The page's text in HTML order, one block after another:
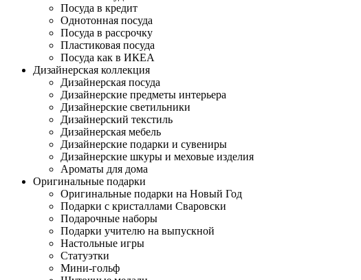
Посуда в кредит
Однотонная посуда
Посуда в рассрочку
Пластиковая посуда
Посуда как в ИКЕА
Дизайнерская коллекция
Дизайнерская посуда
Дизайнерские предметы интерьера
Дизайнерские светильники
Дизайнерский текстиль
Дизайнерская мебель
Дизайнерские подарки и сувениры
Дизайнерские шкуры и меховые изделия
Ароматы для дома
Оригинальные подарки
Оригинальные подарки на Новый Год
Подарки с кристаллами Сваровски
Подарочные наборы
Подарки учителю на выпускной
Настольные игры
Статуэтки
Мини-гольф